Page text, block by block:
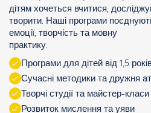
дітям хочеться вчитися,
творити. Наші програми
емоції, творчість та мовну
практику.
Програми для дітей від 1,5
Сучасні методики та дружня
Творчі студії та майстер-класи
Розвиток мислення та уяви